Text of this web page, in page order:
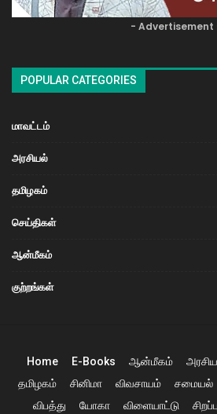
- Advertisement
POPULAR CATEGORIES
மாவட்டம்
அரசியல்
தமிழகம்
செய்திகள்
ஆன்மீகம்
குற்றங்கள்
Home E-Books ஆன்மீகம்
தமிழகம்
சினிமா விவசாயம் சமையல்
விபத்து
யோகா விளையாட்டு